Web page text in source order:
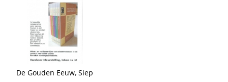
De Gouden Eeuw, Siep